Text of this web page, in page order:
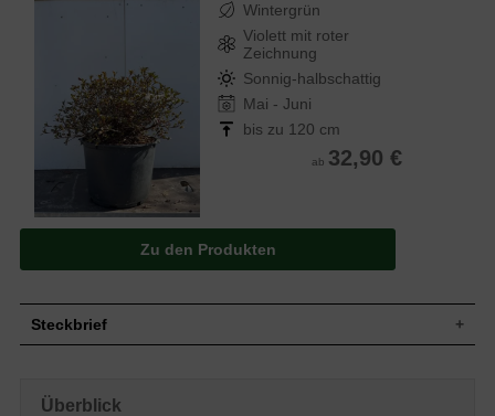
Wintergrün
Violett mit roter
Zeichnung
Sonnig-halbschattig
Mai - Juni
bis zu 120 cm
ab 32,90 €
Zu den Produkten
Steckbrief
Überblick